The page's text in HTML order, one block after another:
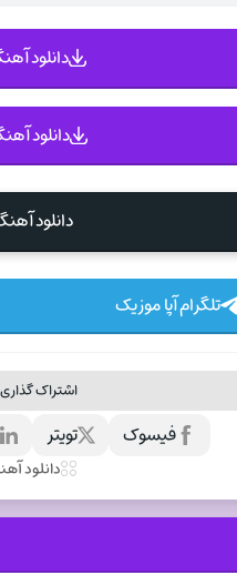
دانلود
دانلود
دانلود
تلگرام آپا موزیک
اشتراک
تویتر فیسوک
دانلود